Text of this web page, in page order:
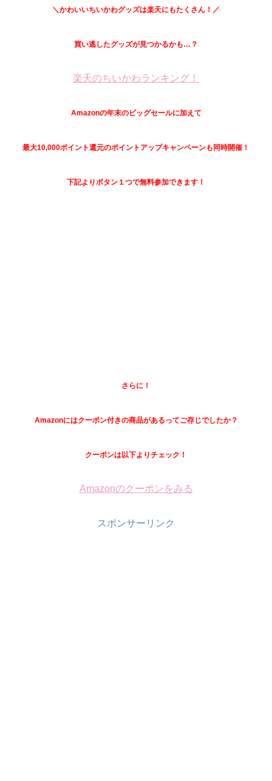
＼かわいいちいかわグッズは楽天にもたくさん！／
買い逃したグッズが見つかるかも…？
楽天のちいかわランキング！
Amazonの年末のビッグセールに加えて
最大10,000ポイント還元のポイントアップキャンペーンも同時開催！
下記よりボタン１つで無料参加できます！
さらに！
Amazonにはクーポン付きの商品があるってご存じでしたか？
クーポンは以下よりチェック！
Amazonのクーポンをみる
スポンサーリンク